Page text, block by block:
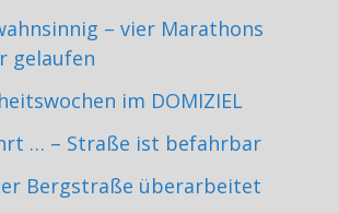
– vier Marathons
gelaufen
im DOMIZIEL
… – Straße ist befahrbar
Bergstraße überarbeitet